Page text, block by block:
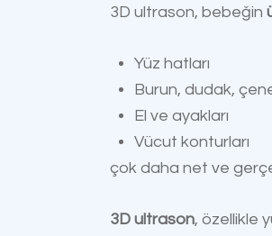
3D ultrason, bebeğin
Yüz hatları
Burun, dudak, çene
El ve ayakları
Vücut konturları
çok daha net ve
3D ultrason, özellikle